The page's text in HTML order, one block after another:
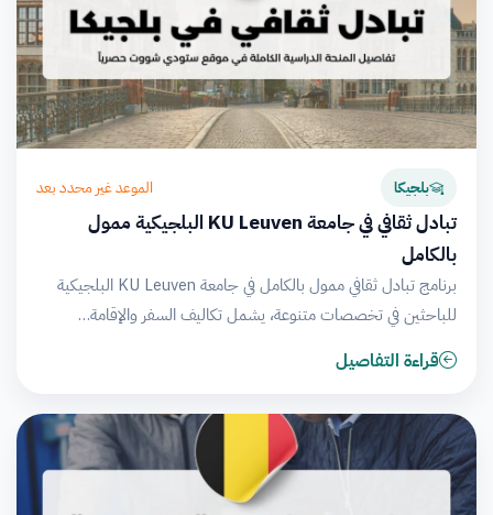
بلجيكا الموعد غير محدد بعد
تبادل ثقافي في جامعة KU Leuven البلجيكية ممول
بالكامل
برنامج تبادل ثقافي ممول بالكامل في جامعة KU Leuven البلجيكية
للباحثين في تخصصات متنوعة، يشمل تكاليف السفر والإقامة…
قراءة التفاصيل